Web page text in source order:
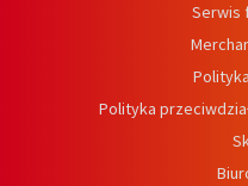
Serwis
Polityka